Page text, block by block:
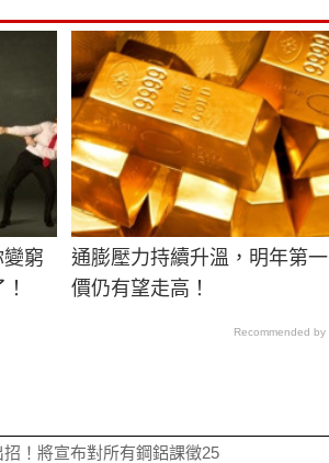
窮
通膨壓力持續升溫，明年第
價仍有望走高！
Recommended by
招！將宣布對所有鋼鋁課徵25